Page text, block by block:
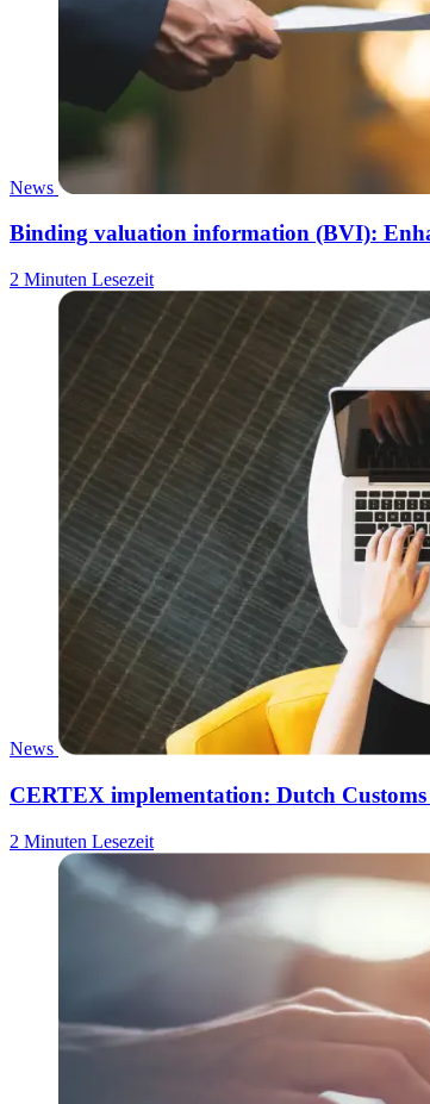
News
Binding valuation information (BVI):
2 Minuten Lesezeit
News
CERTEX implementation: Dutch
2 Minuten Lesezeit